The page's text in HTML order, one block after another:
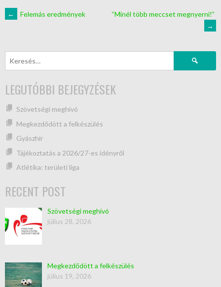
← Felemás eredmények
“Minél több meccset megnyerni!”
→
LEGUTÓBBI BEJEGYZÉSEK
Szövetségi meghívó
Megkezdődött a felkészülés
Gyászhír
Tájékoztatás a 2026/27-es idényről
Atlétika: területi liga
RECENT POST
Szövetségi meghívó
július 28, 2026
Megkezdődött a felkészülés
július 19, 2026